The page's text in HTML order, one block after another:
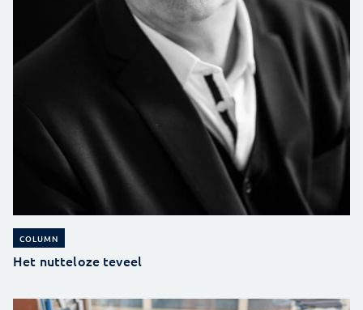
COLUMN
Het nutteloze teveel